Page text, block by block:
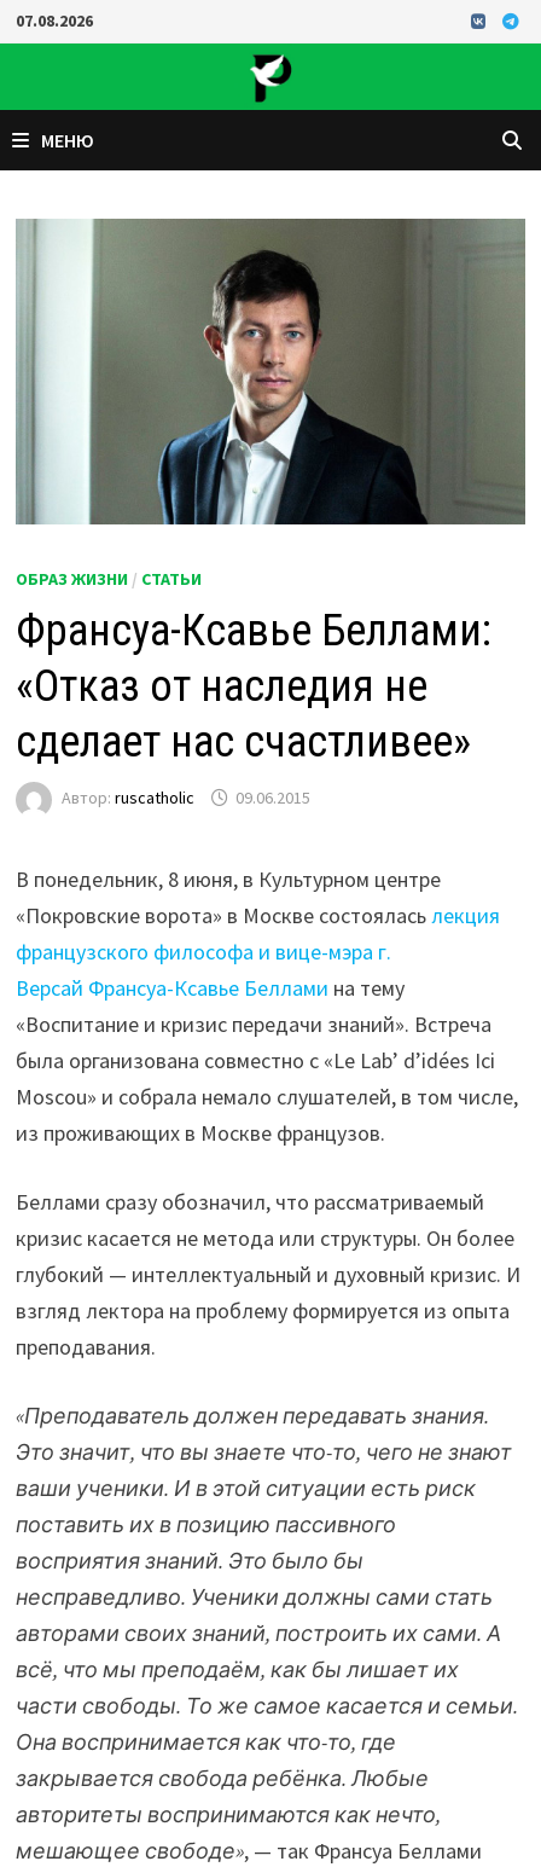
Перейти
к
07.08.2026
МЕНЮ
ОБРАЗ ЖИЗНИ / СТАТЬИ
Франсуа-Ксавье Беллами:
«Отказ от наследия не
сделает нас счастливее»
Автор:ruscatholic 09.06.2015
В понедельник, 8 июня, в Культурном центре
«Покровские ворота» в Москве состоялась лекция
французского философа и вице-мэра г.
Версай Франсуа-Ксавье Беллами на тему
«Воспитание и кризис передачи знаний». Встреча
была организована совместно с «Le Lab’ d’idées Ici
Moscou» и собрала немало слушателей, в том числе,
из проживающих в Москве французов.
Беллами сразу обозначил, что рассматриваемый
кризис касается не метода или структуры. Он более
глубокий — интеллектуальный и духовный кризис. И
взгляд лектора на проблему формируется из опыта
преподавания.
«Преподаватель должен передавать знания.
Это значит, что вы знаете что-то, чего не знают
ваши ученики. И в этой ситуации есть риск
поставить их в позицию пассивного
восприятия знаний. Это было бы
несправедливо. Ученики должны сами стать
авторами своих знаний, построить их сами. А
всё, что мы преподаём, как бы лишает их
части свободы. То же самое касается и семьи.
Она воспринимается как что-то, где
закрывается свобода ребёнка. Любые
авторитеты воспринимаются как нечто,
мешающее свободе», — так Франсуа Беллами